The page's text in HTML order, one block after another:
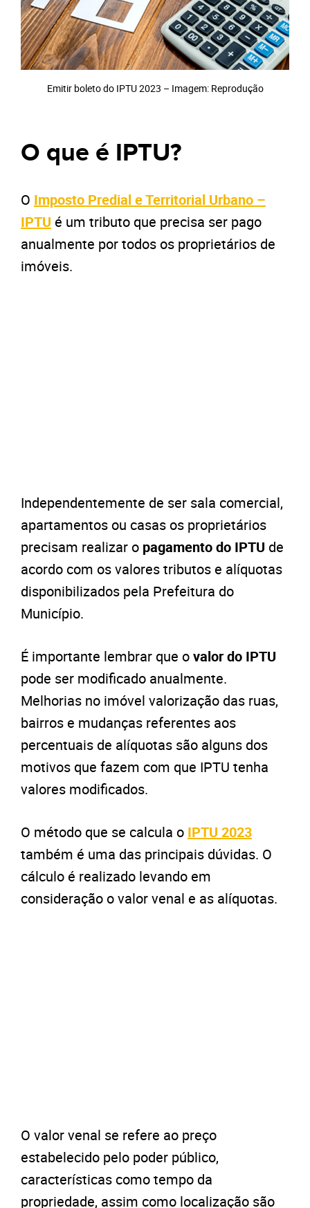
Emitir boleto do IPTU 2023 – Imagem: Reprodução
O que é IPTU?
O Imposto Predial e Territorial Urbano –
IPTU é um tributo que precisa ser pago
anualmente por todos os proprietários de
imóveis.
Independentemente de ser sala comercial,
apartamentos ou casas os proprietários
precisam realizar o pagamento do IPTU de
acordo com os valores tributos e alíquotas
disponibilizados pela Prefeitura do
Município.
É importante lembrar que ovalor do IPTU
pode ser modificado anualmente.
Melhorias no imóvel valorização das ruas,
bairros e mudanças referentes aos
percentuais de alíquotas são alguns dos
motivos que fazem com que IPTU tenha
valores modificados.
O método que se calcula o IPTU 2023
também é uma das principais dúvidas. O
cálculo é realizado levando em
consideração o valor venal e as alíquotas.
O valor venal se refere ao preço
estabelecido pelo poder público,
características como tempo da
propriedade, assim como localização são